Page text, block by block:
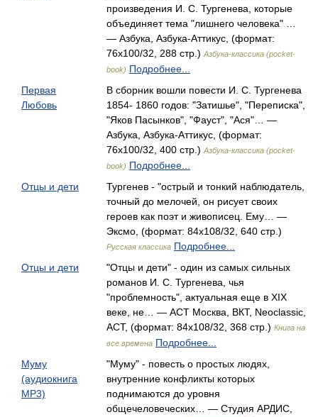
произведения И. С. Тургенева, которые
объединяет тема "лишнего человека" …
— Азбука, Азбука-Аттикус, (формат:
76x100/32, 288 стр.) Азбука-классика (pocket-
book) Подробнее...
Первая
Любовь
В сборник вошли повести И. С. Тургенева
1854- 1860 годов: "Затишье", "Переписка",
"Яков Пасынков", "Фауст", "Ася"… —
Азбука, Азбука-Аттикус, (формат:
76x100/32, 400 стр.) Азбука-классика (pocket-
book) Подробнее...
Отцы и дети
Тургенев - "острый и тонкий наблюдатель,
точный до мелочей, он рисует своих
героев как поэт и живописец. Ему… —
Эксмо, (формат: 84x108/32, 640 стр.)
Русская классика Подробнее...
Отцы и дети
"Отцы и дети" - один из самых сильных
романов И. С. Тургенева, чья
"проблемность", актуальная еще в XIX
веке, не… — АСТ Москва, ВКТ, Neoclassic,
АСТ, (формат: 84x108/32, 368 стр.) Книга на
все времена Подробнее...
Муму
(аудиокнига
MP3)
"Муму" - повесть о простых людях,
внутренние конфликты которых
поднимаются до уровня
общечеловеческих… — Студия АРДИС,